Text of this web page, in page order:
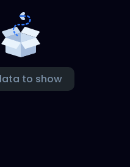
to show